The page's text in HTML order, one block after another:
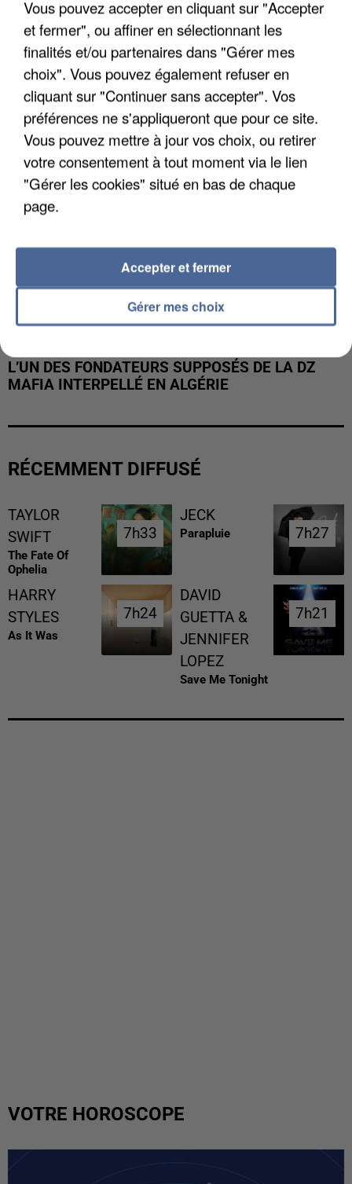
APRÈS TOUTES CES CANICULES, LES REFUGES
DE FAUNE SAUVAGE SONT...
L’UN DES FONDATEURS SUPPOSÉS DE LA DZ
MAFIA INTERPELLÉ EN ALGÉRIE
RÉCEMMENT DIFFUSÉ
TAYLOR
SWIFT
The Fate Of
Ophelia
7h33
7h33
JECK
Parapluie 7h27
7h27
HARRY
STYLES
As It Was
7h24
7h24
DAVID
GUETTA &
JENNIFER
LOPEZ
Save Me Tonight
7h21
7h21
VOTRE HOROSCOPE
Vous pouvez accepter en cliquant sur "Accepter
et fermer", ou affiner en sélectionnant les
finalités et/ou partenaires dans "Gérer mes
choix". Vous pouvez également refuser en
cliquant sur "Continuer sans accepter". Vos
préférences ne s'appliqueront que pour ce site.
Vous pouvez mettre à jour vos choix, ou retirer
votre consentement à tout moment via le lien
"Gérer les cookies" situé en bas de chaque
page.
Gérer mes choix
Accepter et fermer